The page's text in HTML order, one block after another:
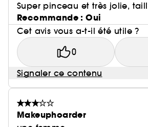
Super pinceau et très jolie,
Recommande : Oui
Cet avis vous a-t-il été utile ?
0
Signaler ce contenu
Makeuphoarder